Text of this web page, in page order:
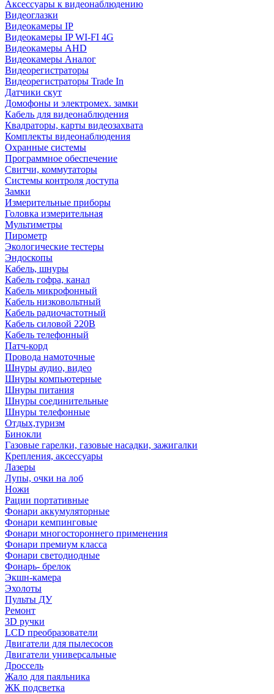
Аксессуары к видеонаблюдению
Видеоглазки
Видеокамеры IP
Видеокамеры IP WI-FI 4G
Видеокамеры AHD
Видеокамеры Аналог
Видеорегистраторы
Видеорегистраторы Trade In
Датчики скут
Домофоны и электромех. замки
Кабель для видеонаблюдения
Квадраторы, карты видеозахвата
Комплекты видеонаблюдения
Охранные системы
Программное обеспечение
Свитчи, коммутаторы
Системы контроля доступа
Замки
Измерительные приборы
Головка измерительная
Мультиметры
Пирометр
Экологические тестеры
Эндоскопы
Кабель, шнуры
Кабель гофра, канал
Кабель микрофонный
Кабель низковольтный
Кабель радиочастотный
Кабель силовой 220В
Кабель телефонный
Патч-корд
Провода намоточные
Шнуры аудио, видео
Шнуры компьютерные
Шнуры питания
Шнуры соединительные
Шнуры телефонные
Отдых,туризм
Бинокли
Газовые гарелки, газовые насадки, зажигалки
Крепления, аксессуары
Лазеры
Лупы, очки на лоб
Ножи
Рации портативные
Фонари аккумуляторные
Фонари кемпинговые
Фонари многостороннего применения
Фонари премиум класса
Фонари светодиодные
Фонарь- брелок
Экшн-камера
Эхолоты
Пульты ДУ
Ремонт
3D ручки
LCD преобразователи
Двигатели для пылесосов
Двигатели универсальные
Дроссель
Жало для паяльника
ЖК подсветка